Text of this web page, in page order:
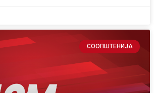
СООПШТЕНИЈА